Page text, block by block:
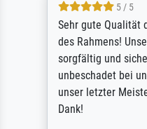
5 / 5
Sehr gute Qualität
des Rahmens!
sorgfältig und
unbeschadet bei
unser letzter
Dank!